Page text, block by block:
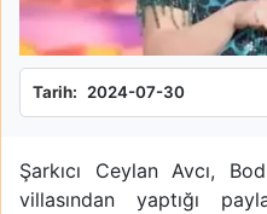
Tarih: 2024-07-30
Şarkıcı Ceylan Avcı,
villasından yaptığı